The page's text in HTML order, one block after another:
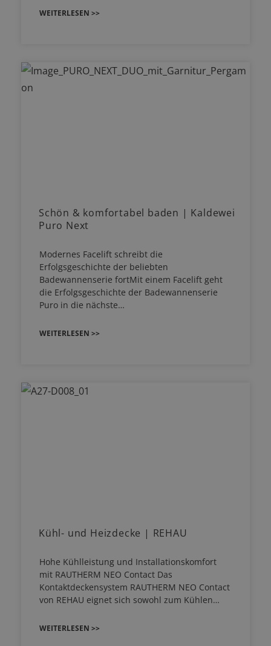
WEITERLESEN >>
Schön & komfortabel baden | Kaldewei
Puro Next
Modernes Facelift schreibt die
Erfolgsgeschichte der beliebten
Badewannenserie fortMit einem Facelift geht
die Erfolgsgeschichte der Badewannenserie
Puro in die nächste…
WEITERLESEN >>
Kühl- und Heizdecke | REHAU
Hohe Kühlleistung und Installationskomfort
mit RAUTHERM NEO Contact Das
Kontaktdeckensystem RAUTHERM NEO Contact
von REHAU eignet sich sowohl zum Kühlen…
WEITERLESEN >>